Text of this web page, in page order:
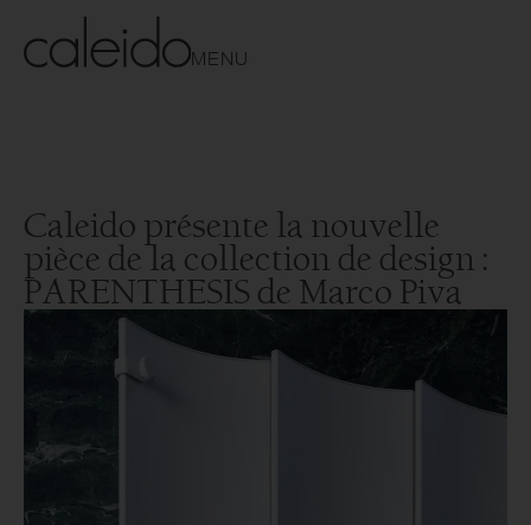
MENU
Caleido présente la nouvelle
pièce de la collection de design :
PARENTHESIS de Marco Piva